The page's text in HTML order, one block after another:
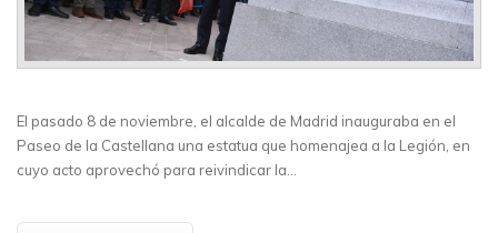
El pasado 8 de noviembre, el alcalde de Madrid inauguraba en el
Paseo de la Castellana una estatua que homenajea a la Legión, en
cuyo acto aprovechó para reivindicar la…